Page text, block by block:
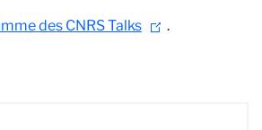
des CNRS Talks .